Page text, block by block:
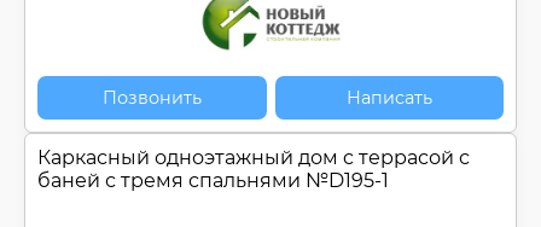
Позвонить Написать
Каркасный одноэтажный дом c террасой с
баней с тремя спальнями №D195-1